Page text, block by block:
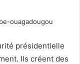
présidentielle
Ils créent des